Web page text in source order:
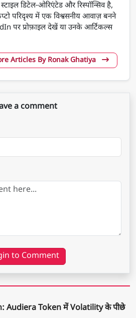
डिटेल-ओरिएंटेड और रिस्पॉन्सिव है,
परिदृश्य में एक विश्वसनीय आवाज़ बनने
पर प्रोफ़ाइल देखें या उनके आर्टिकल्स
Articles By Ronak Ghatiya
a comment
to Comment
Audiera Token में Volatility के पीछे